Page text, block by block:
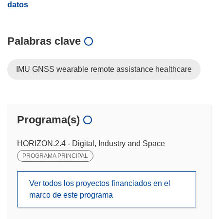
datos
Palabras clave
IMU GNSS wearable remote assistance healthcare
Programa(s)
HORIZON.2.4 - Digital, Industry and Space
PROGRAMA PRINCIPAL
Ver todos los proyectos financiados en el
marco de este programa